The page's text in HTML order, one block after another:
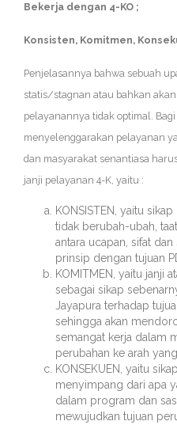
Bekerja dengan 4-KO ;
Konsisten, Komitmen,
Penjelasannya bahwa sebuah
statis/stagnan atau bahkan
pelayanannya tidak optimal.
menyelenggarakan pelayanan
dan masyarakat senantiasa
janji pelayanan 4-K, yaitu :
KONSISTEN, yaitu
tidak berubah-ubah,
antara ucapan, sifat
prinsip dengan tujuan
KOMITMEN, yaitu janji
sebagai sikap
Jayapura terhadap
sehingga akan
semangat kerja dalam
perubahan ke arah
KONSEKUEN, yaitu
menyimpang dari apa
dalam program dan
mewujudkan tujuan